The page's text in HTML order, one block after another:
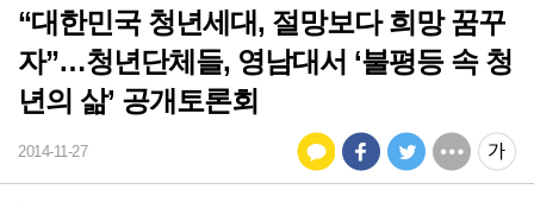
“대한민국 청년세대, 절망보다 희망 꿈꾸
자”…청년단체들, 영남대서 ‘불평등 속 청
년의 삶’ 공개토론회
2014-11-27